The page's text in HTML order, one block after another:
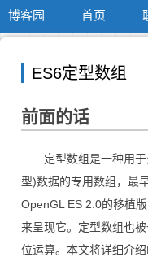
博客园 首页
ES6定型数组
前面的话
定型数组是一种用于
型)数据的专用数组，最
OpenGL ES 2.0的移植
来呈现它。定型数组也
位运算。本文将详细介